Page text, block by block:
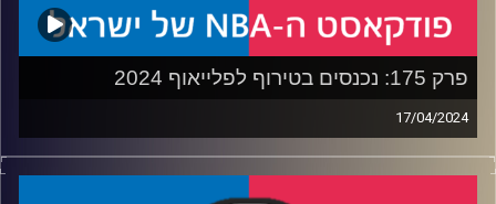
קרדיט תמונות:עידן לוצקי פרק 175: נכנסים בטירוף לפלייאוף 2024
17/04/2024
פודקאסט האן.בי.איי עם ערן סורוקה, שרון דוידוביץ׳, משה
דוידוביץ׳ ועידן לוצקי